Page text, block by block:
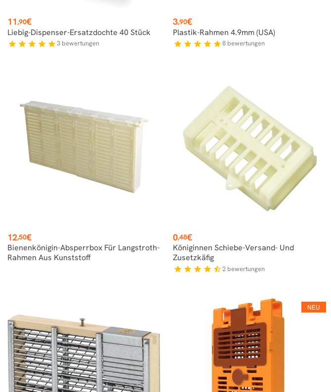
Preis
11,90€
Liebig-Dispenser-Ersatzdochte 40 Stück
star star star star star3 bewertungen
Preis
3,90€
Plastik-Rahmen 4.9mm (USA)
star star star star star8 bewertungen
Preis
12,50€
Bienenkönigin-Absperrbox Für Langstroth-
Rahmen Aus Kunststoff
Preis
0,48€
Königinnen Schiebe-Versand- Und
Zusetzkäfig
star star star star star_half2 bewertungen
NEU